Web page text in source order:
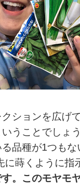
ションを広げ
うことでしょ
品種が1つもな
蒔くように指
。このモヤモ